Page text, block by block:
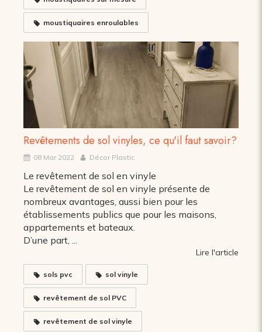
moustiquaires enroulables
Revêtements de sol vinyles, ce qu'il faut savoir?
08 Mar 2022 Décor Plastic
Le revêtement de sol en vinyle
Le revêtement de sol en vinyle présente de
nombreux avantages, aussi bien pour les
établissements publics que pour les maisons,
appartements et bateaux.
D’une part, ...
Lire l'article
sols pvc sol vinyle
revêtement de sol PVC
revêtement de sol vinyle